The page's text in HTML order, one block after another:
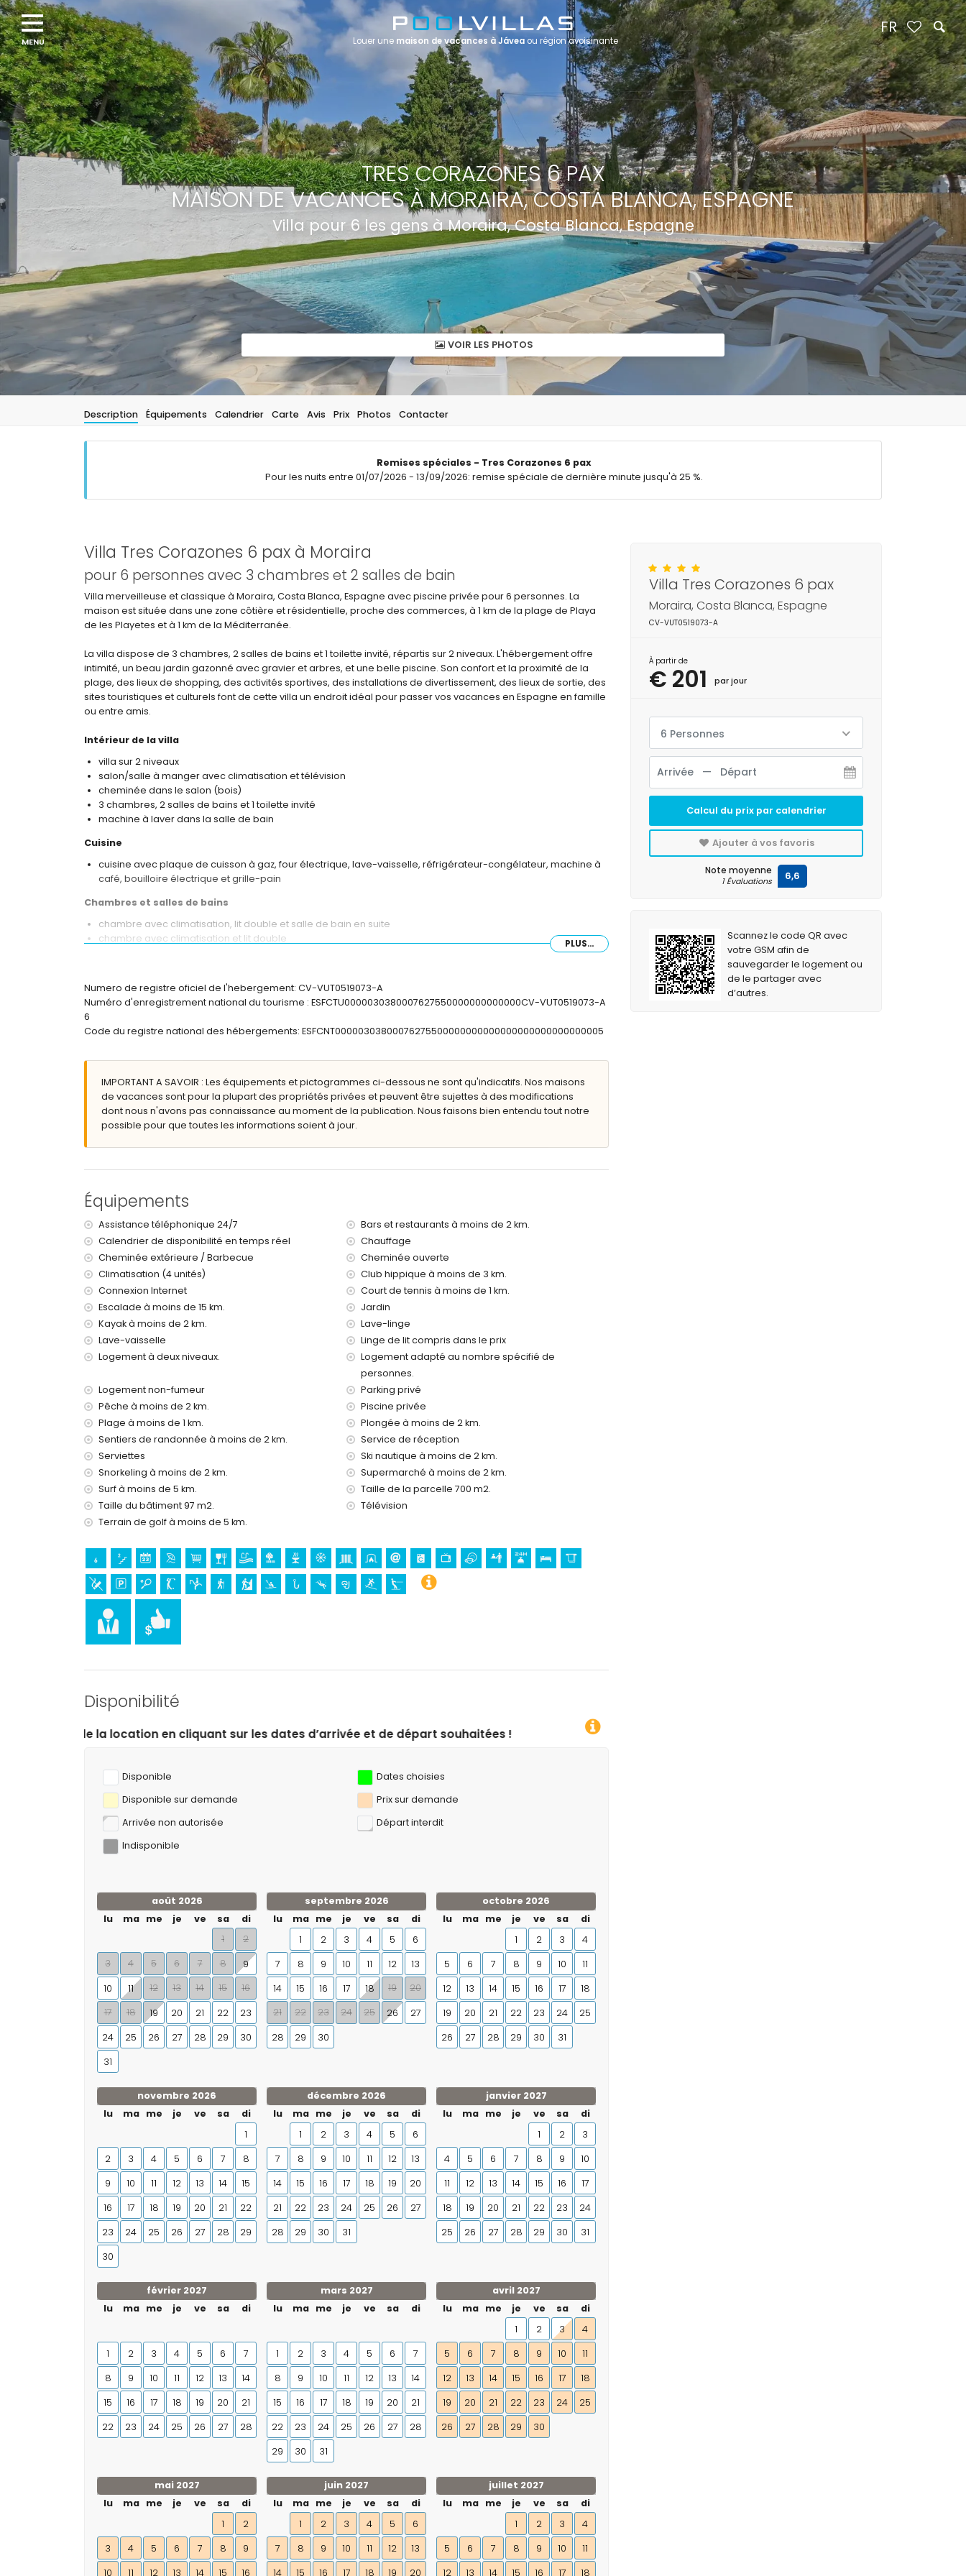
TRES CORAZONES 6 PAX
MAISON DE VACANCES À MORAIRA, COSTA BLANCA, ESPAGNE
Villa pour 6 les gens à Moraira, Costa Blanca, Espagne
VOIR LES PHOTOS
Description Équipements Calendrier Carte Avis Prix Photos Contacter
Remises spéciales - Tres Corazones 6 pax
Pour les nuits entre 01/07/2026 - 13/09/2026: remise spéciale de dernière minute jusqu'à 25 %.
Villa Tres Corazones 6 pax à Moraira
pour 6 personnes avec 3 chambres et 2 salles de bain
Villa merveilleuse et classique à Moraira, Costa Blanca, Espagne avec piscine privée pour 6 personnes. La
maison est située dans une zone côtière et résidentielle, proche des commerces, à 1 km de la plage de Playa
de les Playetes et à 1 km de la Méditerranée.
La villa dispose de 3 chambres, 2 salles de bains et 1 toilette invité, répartis sur 2 niveaux. L'hébergement offre
intimité, un beau jardin gazonné avec gravier et arbres, et une belle piscine. Son confort et la proximité de la
plage, des lieux de shopping, des activités sportives, des installations de divertissement, des lieux de sortie, des
sites touristiques et culturels font de cette villa un endroit idéal pour passer vos vacances en Espagne en famille
ou entre amis.
Intérieur de la villa
villa sur 2 niveaux
salon/salle à manger avec climatisation et télévision
cheminée dans le salon (bois)
3 chambres, 2 salles de bains et 1 toilette invité
machine à laver dans la salle de bain
Cuisine
cuisine avec plaque de cuisson à gaz, four électrique, lave-vaisselle, réfrigérateur-congélateur, machine à
café, bouilloire électrique et grille-pain
Chambres et salles de bains
chambre avec climatisation, lit double et salle de bain en suite
chambre avec climatisation et lit double
salle de bain avec lavabo simple, douche et toilette
Extérieur de la villa
terrain clôturé
piscine privée mesurant 8m x 4m
barbecue
douche extérieure
espace salon extérieur et espace à manger extérieur
2 places de parking privées
Informations supplémentaires
rivière ou rivage le plus proche : la Méditerranée (à moins de 1000 mètres de la villa)
port le plus proche : Puerto de Moraira (à moins de 2 kilomètres de la villa)
parc le plus proche à moins de 1000 mètres de la villa
aéroport le plus proche : Alicante (à moins de 100 kilomètres de la villa)
deuxième aéroport le plus proche : Valence (> 100 kilomètres)
interdiction de fumer
animaux non admis
L'hébergement est très adapté pour les familles avec enfants
Installations et services inclus dans le prix de location de la villa
internet (WiFi)
fer et planche à repasser
linge de lit et serviettes
service de réception et service d'urgence 24 heures sur 24
chauffage central et climatisation
Installations et services à supplément
lit supplémentaire et lit bébé/berceau (sur demande)
Divertissements et activités de loisirs pour vos vacances à Moraira, Costa Blanca
théâtre, discothèque et bar (à moins de 1000 mètres de la maison)
cinéma et promenade (Promenade Maritime de Moraira) (à moins de 5 kilomètres de la maison)
Sites touristiques et culture à Moraira, Costa Blanca
bâtiment architectural (Hôtel de Ville) et lieu historique (Centre Historique de Teulada) (à moins de 1000
mètres de l'hébergement)
château (Château de Moraira) (à moins de 5 kilomètres de l'hébergement)
palais (Palais des Comtes de Cocentaina) et ruines (Ruines Romaines des Bains de la Reine à Calpe) (à
moins de 25 kilomètres de l'hébergement)
Sports
golf (Club de Golf Ifach, Benissa), équitation, randonnée, kayak, pêche, plongée, snorkeling, surf et ski
cyclisme et canoë (à moins de 10 kilomètres de la villa)
escalade (à moins de 25 kilomètres de la villa)
PLUS...
Numero de registre oficiel de l'hebergement: CV-VUT0519073-A
Numéro d'enregistrement national du tourisme : ESFCTU0000030380007627550000000000000CV-VUT0519073-A
6
Code du registre national des hébergements: ESFCNT00000303800076275500000000000000000000000000005
IMPORTANT A SAVOIR : Les équipements et pictogrammes ci-dessous ne sont qu'indicatifs. Nos maisons
de vacances sont pour la plupart des propriétés privées et peuvent être sujettes à des modifications
dont nous n'avons pas connaissance au moment de la publication. Nous faisons bien entendu tout notre
possible pour que toutes les informations soient à jour.
Équipements
Assistance téléphonique 24/7
Bars et restaurants à moins de 2 km.
Calendrier de disponibilité en temps réel
Chauffage
Cheminée extérieure / Barbecue
Cheminée ouverte
Climatisation (4 unités)
Club hippique à moins de 3 km.
Connexion Internet
Court de tennis à moins de 1 km.
Escalade à moins de 15 km.
Jardin
Kayak à moins de 2 km.
Lave-linge
Lave-vaisselle
Linge de lit compris dans le prix
Logement à deux niveaux.
Logement adapté au nombre spécifié de
personnes.
Logement non-fumeur
Parking privé
Pêche à moins de 2 km.
Piscine privée
Plage à moins de 1 km.
Plongée à moins de 2 km.
Sentiers de randonnée à moins de 2 km.
Service de réception
Serviettes
Ski nautique à moins de 2 km.
Snorkeling à moins de 2 km.
Supermarché à moins de 2 km.
Surf à moins de 5 km.
Taille de la parcelle 700 m2.
Taille du bâtiment 97 m2.
Télévision
Terrain de golf à moins de 5 km.
Disponibilité
en cliquant sur les dates d’arrivée et de départ souhaitées !
Disponible
Dates choisies
Disponible sur demande
Prix ​​sur demande
Arrivée non autorisée
Départ interdit
Indisponible
août 2026
lu
ma me je ve sa
di
1
2
3
4 5 6 7 8
9
10
11 12 13 14 15
16
17
18 19 20 21 22
23
24
25 26 27 28 29
30
31
septembre 2026
lu
ma me je ve sa
di
1
2 3 4 5
6
7
8 9 10 11 12
13
14
15 16 17 18 19
20
21
22 23 24 25 26
27
28
29 30
octobre 2026
lu
ma me je ve sa
di
1
2 3
4
5
6 7 8 9 10
11
12
13 14 15 16 17
18
19
20 21 22 23 24
25
26
27 28 29 30 31
novembre 2026
lu
ma me je ve sa
di
1
2
3 4 5 6 7
8
9
10 11 12 13 14
15
16
17 18 19 20 21
22
23
24 25 26 27 28
29
30
décembre 2026
lu
ma me je ve sa
di
1
2 3 4 5
6
7
8 9 10 11 12
13
14
15 16 17 18 19
20
21
22 23 24 25 26
27
28
29 30 31
janvier 2027
lu
ma me je ve sa
di
1
2
3
4
5 6 7 8 9
10
11
12 13 14 15 16
17
18
19 20 21 22 23
24
25
26 27 28 29 30 31
février 2027
lu
ma me je ve sa di
1 2 3 4 5 6
7
8
9 10 11 12 13
14
15
16 17 18 19 20
21
22
23 24 25 26 27 28
mars 2027
lu
ma me je ve sa di
1 2 3 4 5 6
7
8
9 10 11 12 13
14
15
16 17 18 19 20
21
22
23 24 25 26 27
28
29
30 31
avril 2027
lu
ma me je ve sa
di
1
2 3
4
5
6 7 8 9 10
11
12
13 14 15 16 17
18
19
20 21 22 23 24
25
26
27 28 29 30
mai 2027
lu
ma me je ve sa
di
1
2
3
4 5 6 7 8
9
10
11 12 13 14 15 16
juin 2027
lu
ma me je ve sa
di
1
2 3 4 5
6
7
8 9 10 11 12
13
14
15 16 17 18 19 20
juillet 2027
lu
ma me je ve sa
di
1
2 3
4
5
6 7 8 9 10
11
12
13 14 15 16 17 18
Villa Tres Corazones 6 pax
Moraira, Costa Blanca, Espagne
CV-VUT0519073-A
À partir de
€ 201 par jour
6 Personnes
Calcul du prix par calendrier
Ajouter à vos favoris
Note moyenne
1 Évaluations 6,6
Scannez le code QR avec
votre GSM afin de
sauvegarder le logement ou
de le partager avec
d’autres.
Louer une maison de vacances à Jáveaou région avoisinante
FR
Navigation
menu